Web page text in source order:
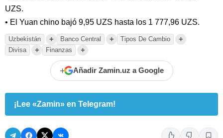
UZS.
• El Yuan chino bajó 9,95 UZS hasta los 1 777,96 UZS.
Uzbekistán + Banco Central + Tipos De Cambio +
Divisa + Finanzas +
+ Añadir Zamin.uz a Google
¡Lee «Zamin» en Telegram!